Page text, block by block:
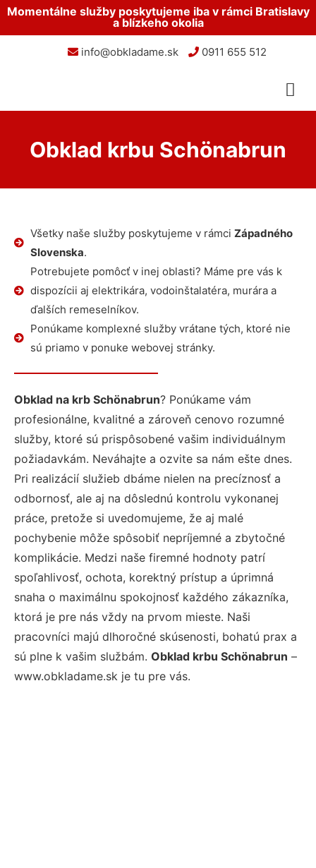
Momentálne služby poskytujeme iba v rámci Bratislavy
a blízkeho okolia
info@obkladame.sk 0911 655 512
Obklad krbu Schönabrun
Všetky naše služby poskytujeme v rámci Západného
Slovenska.
Potrebujete pomôcť v inej oblasti? Máme pre vás k
dispozícii aj elektrikára, vodoinštalatéra, murára a
ďalších remeselníkov.
Ponúkame komplexné služby vrátane tých, ktoré nie
sú priamo v ponuke webovej stránky.
Obklad na krb Schönabrun? Ponúkame vám
profesionálne, kvalitné a zároveň cenovo rozumné
služby, ktoré sú prispôsobené vašim individuálnym
požiadavkám. Neváhajte a ozvite sa nám ešte dnes.
Pri realizácií služieb dbáme nielen na precíznosť a
odbornosť, ale aj na dôslednú kontrolu vykonanej
práce, pretože si uvedomujeme, že aj malé
pochybenie môže spôsobiť nepríjemné a zbytočné
komplikácie. Medzi naše firemné hodnoty patrí
spoľahlivosť, ochota, korektný prístup a úprimná
snaha o maximálnu spokojnosť každého zákazníka,
ktorá je pre nás vždy na prvom mieste. Naši
pracovníci majú dlhoročné skúsenosti, bohatú prax a
sú plne k vašim službám. Obklad krbu Schönabrun –
www.obkladame.sk je tu pre vás.